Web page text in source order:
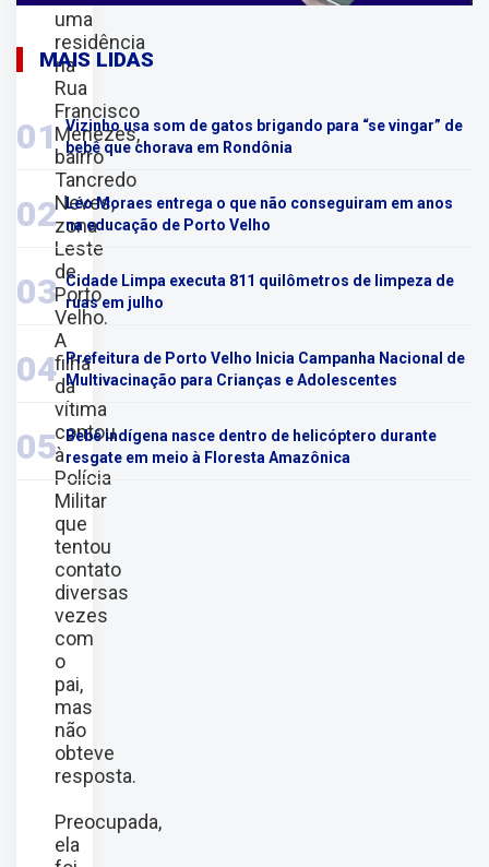
uma
residência
na
Rua
Francisco
Menezes,
bairro
Tancredo
Neves,
zona
Leste
de
Porto
Velho.
A
filha
da
vítima
contou
à
Polícia
Militar
que
tentou
contato
diversas
vezes
com
o
pai,
mas
não
obteve
resposta.
Preocupada,
ela
MAIS LIDAS
01 Vizinho usa som de gatos brigando para “se vingar” de
bebê que chorava em Rondônia
02
Léo Moraes entrega o que não conseguiram em anos
na educação de Porto Velho
03 Cidade Limpa executa 811 quilômetros de limpeza de
ruas em julho
04
Prefeitura de Porto Velho Inicia Campanha Nacional de
Multivacinação para Crianças e Adolescentes
05
Bebê indígena nasce dentro de helicóptero durante
resgate em meio à Floresta Amazônica